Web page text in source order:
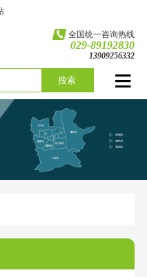
全国统一咨询热线
029-89192830
13909256332
搜索